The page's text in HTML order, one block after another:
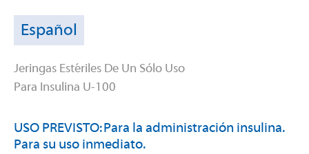
Español
Jeringas Estériles De Un Sólo Uso
Para Insulina U-100
USO PREVISTO: Para la administración insulina.
Para su uso inmediato.